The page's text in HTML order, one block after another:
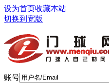
设为首页收藏本站
切换到宽版
账号